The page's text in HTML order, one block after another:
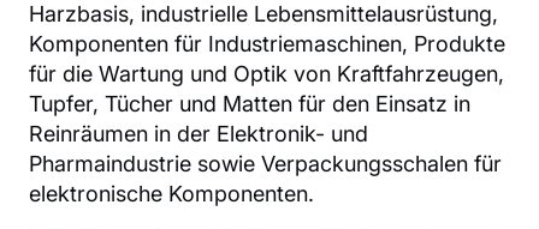
Harzbasis, industrielle Lebensmittelausrüstung,
Komponenten für Industriemaschinen, Produkte
für die Wartung und Optik von Kraftfahrzeugen,
Tupfer, Tücher und Matten für den Einsatz in
Reinräumen in der Elektronik- und
Pharmaindustrie sowie Verpackungsschalen für
elektronische Komponenten.